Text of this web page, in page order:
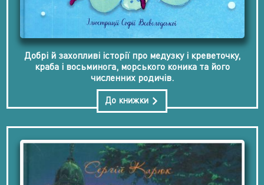
Добрі й захопливі історії про медузку і креветочку,
краба і восьминога, морського коника та його
численних родичів.
До книжки